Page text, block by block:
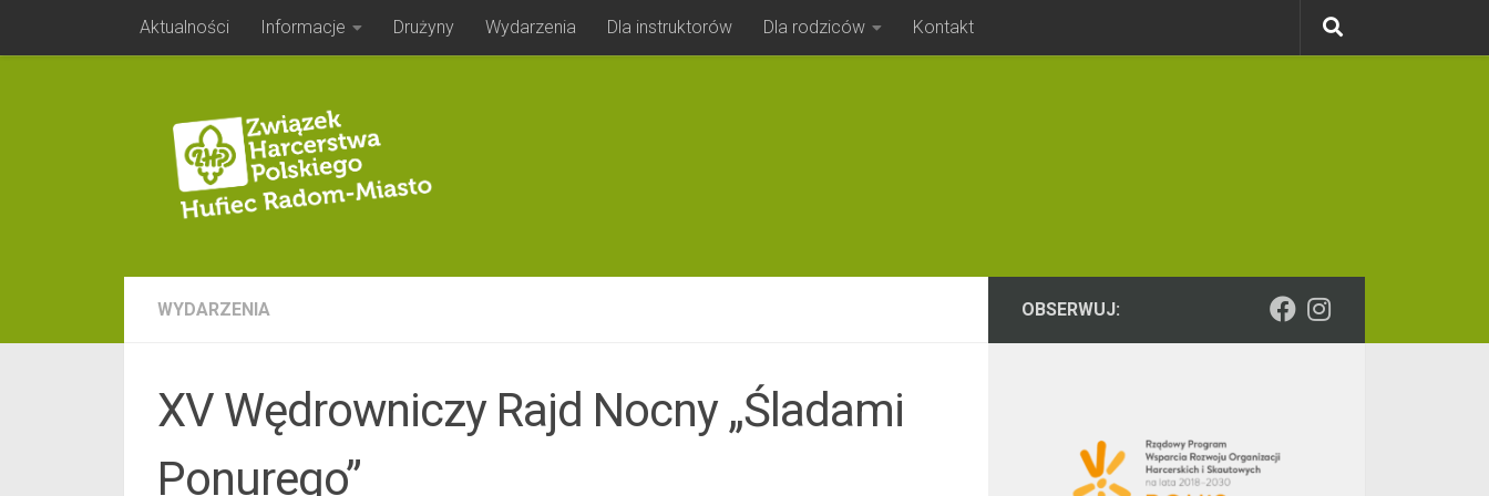
Skip to contentAktualności Informacje Drużyny Wydarzenia Dla instruktorów Dla rodziców Kontakt
WYDARZENIA
XV Wędrowniczy Rajd Nocny „Śladami
Ponurego”
OBSERWUJ: